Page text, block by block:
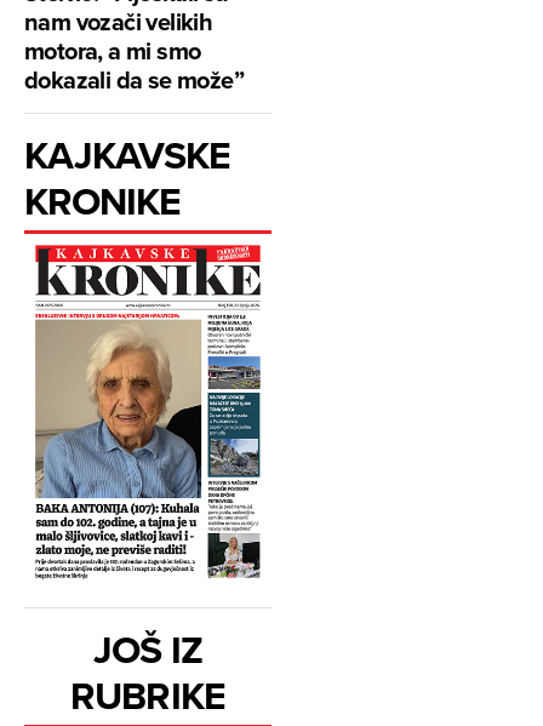
nam vozači velikih
motora, a mi smo
dokazali da se može”
KAJKAVSKE
KRONIKE
JOŠ IZ
RUBRIKE